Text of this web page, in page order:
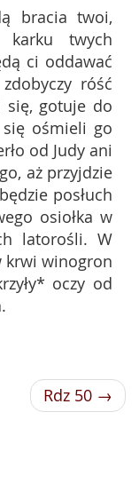
bracia twoi,
twych
ci oddawać
róść
się, gotuje do
ośmieli go
od Judy ani
aż przyjdzie
posłuch
osiołka w
latorośli. W
krwi winogron
oczy od
Rdz 50 →